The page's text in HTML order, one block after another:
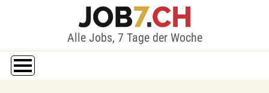
Alle Jobs, 7 Tage der Woche